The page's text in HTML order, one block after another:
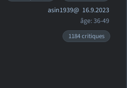
asin1939@ 16.9.2023
âge: 36-49
1184 critiques